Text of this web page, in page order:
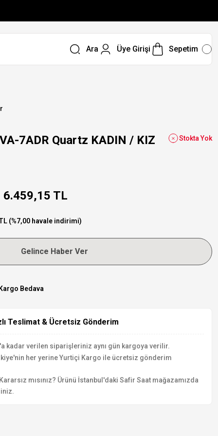
Ara Üye Girişi Sepetim
7ADR Quartz KADIN / KIZ Stokta Yok
6.459,15 TL
(%7,00 havale indirimi)
Gelince Haber Ver
Bedava
Teslimat & Ücretsiz Gönderim
kadar verilen siparişleriniz aynı gün kargoya verilir.
her yerine Yurtiçi Kargo ile ücretsiz gönderim
mısınız? Ürünü İstanbul'daki Safir Saat mağazamızda